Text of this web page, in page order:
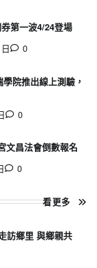
第一波4/24登場
0
院推出線上測驗，
0
文昌法會倒數報名
0
看更多
訪鄉里 與鄉親共